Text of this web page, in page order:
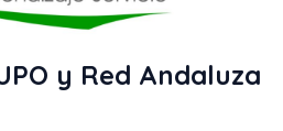
y Red Andaluza